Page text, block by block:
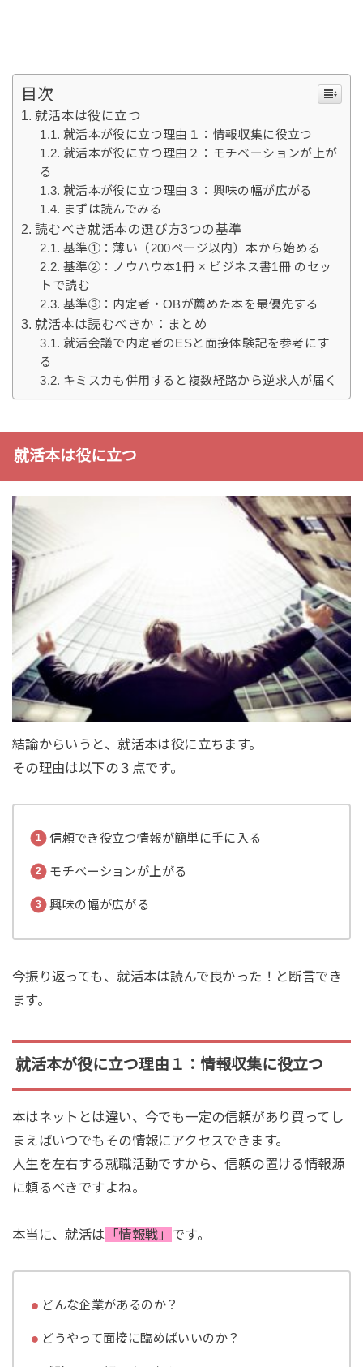
目次
就活本は役に立つ
就活本が役に立つ理由１：情報収集に役立つ
就活本が役に立つ理由２：モチベーションが上が
る
就活本が役に立つ理由３：興味の幅が広がる
まずは読んでみる
読むべき就活本の選び方3つの基準
基準①：薄い（200ページ以内）本から始める
基準②：ノウハウ本1冊 × ビジネス書1冊 のセッ
トで読む
基準③：内定者・OBが薦めた本を最優先する
就活本は読むべきか：まとめ
就活会議で内定者のESと面接体験記を参考にす
る
キミスカも併用すると複数経路から逆求人が届く
就活本は役に立つ
結論からいうと、就活本は役に立ちます。
その理由は以下の３点です。
信頼でき役立つ情報が簡単に手に入る
モチベーションが上がる
興味の幅が広がる
今振り返っても、就活本は読んで良かった！と断言でき
ます。
就活本が役に立つ理由１：情報収集に役立つ
本はネットとは違い、今でも一定の信頼があり買ってし
まえばいつでもその情報にアクセスできます。
人生を左右する就職活動ですから、信頼の置ける情報源
に頼るべきですよね。
本当に、就活は 「情報戦」 です。
どんな企業があるのか？
どうやって面接に臨めばいいのか？